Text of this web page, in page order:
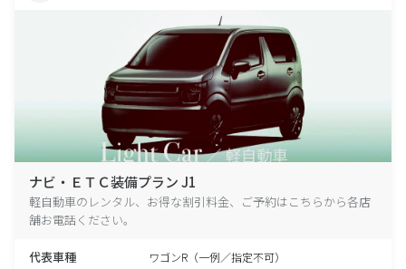
ナビ・ＥＴＣ装備プラン J1
軽自動車のレンタル、お得な割引料金、ご予約はこちらから各店
舗お電話ください。
代表車種 ワゴンR（一例／指定不可）